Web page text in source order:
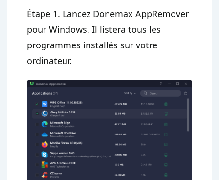
Étape 1. Lancez Donemax AppRemover
pour Windows. Il listera tous les
programmes installés sur votre
ordinateur.